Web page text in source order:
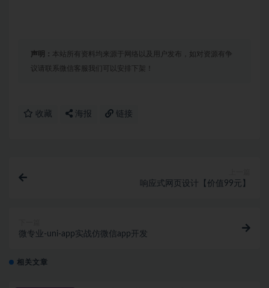
声明： 本站所有资料均来源于网络以及用户发布，如对资源有争
议请联系微信客服我们可以安排下架！
收藏 海报 链接
响应式网页设计【价值99元】
微专业-uni-app实战仿微信app开发
相关文章